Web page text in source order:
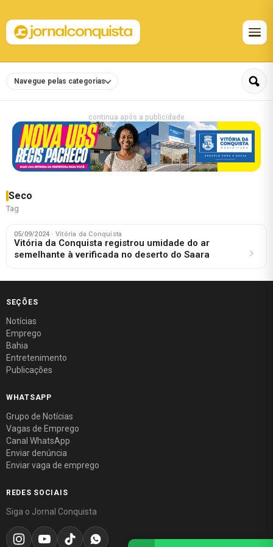
Navegue pelas categorias
continua após a publicidade
Seco
Tag
05/09/2024 · Vitória da Conquista
Vitória da Conquista registrou umidade do ar
semelhante à verificada no deserto do Saara
SEÇÕES
Notícias
Emprego
Bahia
Entretenimento
Publicações
WHATSAPP
Grupo de Notícias
Vagas de Emprego
Canal WhatsApp
Enviar denúncia
Enviar vaga de emprego
REDES SOCIAIS
Siga o Jornal Conquista